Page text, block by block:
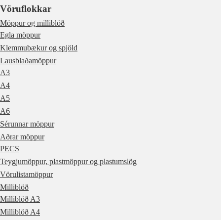
Vöruflokkar
Möppur og milliblöð
Egla möppur
Klemmubækur og spjöld
Lausblaðamöppur
A3
A4
A5
A6
Sérunnar möppur
Aðrar möppur
PECS
Teygjumöppur, plastmöppur og plastumslög
Vörulistamöppur
Milliblöð
Milliblöð A3
Milliblöð A4